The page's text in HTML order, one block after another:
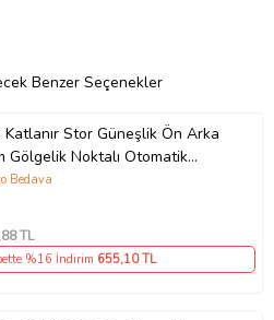
Benzer Seçenekler
Katlanır Stor Güneşlik Ön Arka
Gölgelik Noktalı Otomatik
Güneş Koruyucu Araba Suv
Bedava
TL
%16 İndirim 655,10 TL